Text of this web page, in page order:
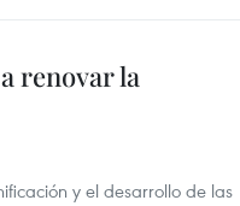
renovar la
y el desarrollo de las